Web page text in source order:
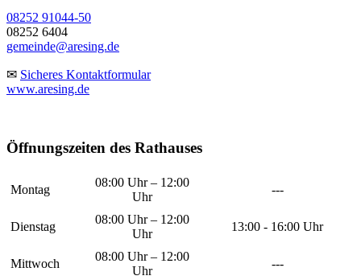
08252 91044-50
08252 6404
gemeinde@aresing.de
✉ Sicheres Kontaktformular
www.aresing.de
Öffnungszeiten des Rathauses
Montag
08:00 Uhr – 12:00
Uhr
---
Dienstag
08:00 Uhr – 12:00
Uhr
13:00 - 16:00 Uhr
Mittwoch
08:00 Uhr – 12:00
Uhr
---